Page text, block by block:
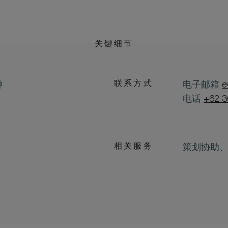
关键细节
联系方式 电子邮箱
电话 +62
相关服务 策划协助